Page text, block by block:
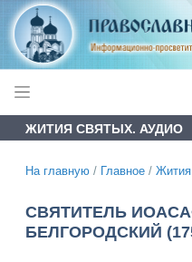
ЖИТИЯ СВЯТЫХ. АУДИО
На главную / Главное / Жития
СВЯТИТЕЛЬ
БЕЛГОРОДСКИЙ